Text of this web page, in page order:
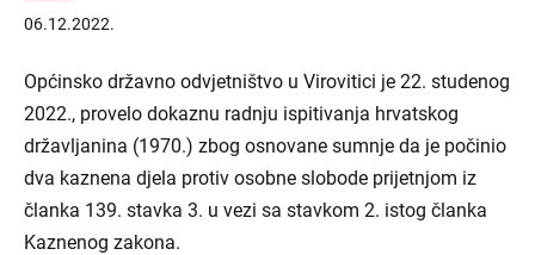
06.12.2022.
Općinsko državno odvjetništvo u Virovitici je 22. studenog
2022., provelo dokaznu radnju ispitivanja hrvatskog
državljanina (1970.) zbog osnovane sumnje da je počinio
dva kaznena djela protiv osobne slobode prijetnjom iz
članka 139. stavka 3. u vezi sa stavkom 2. istog članka
Kaznenog zakona.